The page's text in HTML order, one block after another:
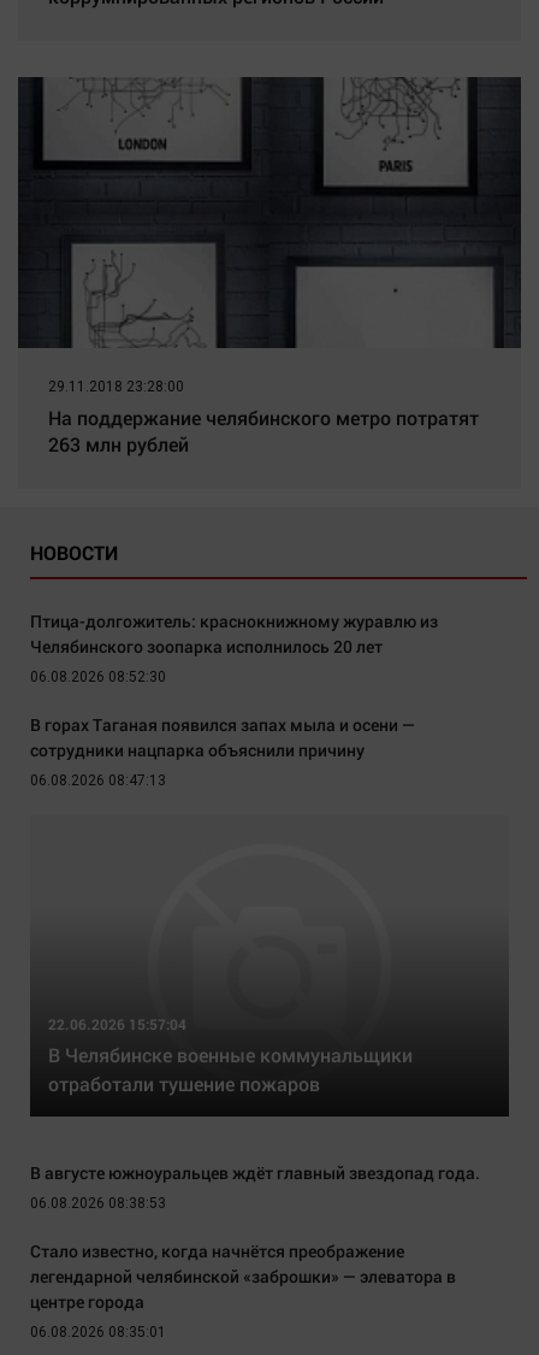
29.11.2018 23:28:00
На поддержание челябинского метро потратят
263 млн рублей
НОВОСТИ
Птица-долгожитель: краснокнижному журавлю из
Челябинского зоопарка исполнилось 20 лет
06.08.2026 08:52:30
В горах Таганая появился запах мыла и осени —
сотрудники нацпарка объяснили причину
06.08.2026 08:47:13
22.06.2026 15:57:04
В Челябинске военные коммунальщики
отработали тушение пожаров
В августе южноуральцев ждёт главный звездопад года.
06.08.2026 08:38:53
Стало известно, когда начнётся преображение
легендарной челябинской «заброшки» — элеватора в
центре города
06.08.2026 08:35:01